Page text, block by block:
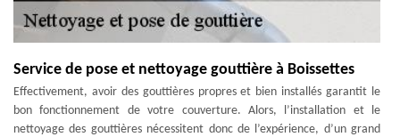
Service de pose et nettoyage gouttière à Boissettes
Effectivement, avoir des gouttières propres et bien installés garantit le
bon fonctionnement de votre couverture. Alors, l’installation et le
nettoyage des gouttières nécessitent donc de l’expérience, d’un grand